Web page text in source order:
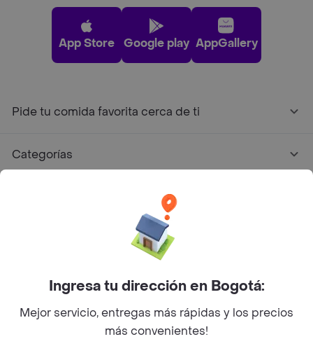
App Store Google play AppGallery
Pide tu comida favorita cerca de ti
Categorías
Facebook
Twitter
Instagram
©2026Rappi Inc. All rights reserved.
Ingresa tu dirección en Bogotá:
Mejor servicio, entregas más rápidas y los precios
más convenientes!